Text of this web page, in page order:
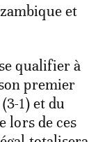
et
qualifier à
premier
1) et du
lors de ces